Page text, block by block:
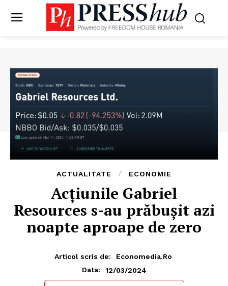
ACTUALITATE ECONOMIE
Acțiunile Gabriel
Resources s-au prăbușit azi
noapte aproape de zero
Articol scris de:
Economedia.ro
Data:
12/03/2024